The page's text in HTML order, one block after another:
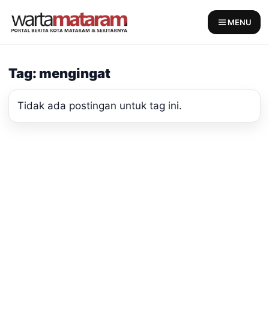
MENU
Tag: mengingat
Tidak ada postingan untuk tag ini.